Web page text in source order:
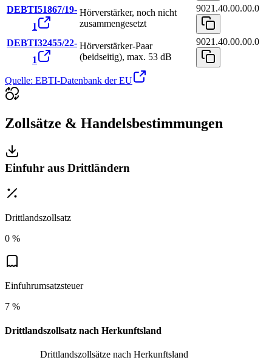
DEBTI51867/19-
1
Hörverstärker, noch nicht
zusammengesetzt
9021.40.00.00.0
DEBTI32455/22-
1
Hörverstärker-Paar
(beidseitig), max. 53 dB
9021.40.00.00.0
Quelle: EBTI-Datenbank der EU
Zollsätze & Handelsbestimmungen
Einfuhr aus Drittländern
Drittlandszollsatz
0 %
Einfuhrumsatzsteuer
7 %
Drittlandszollsatz nach Herkunftsland
Drittlandszollsätze nach Herkunftsland